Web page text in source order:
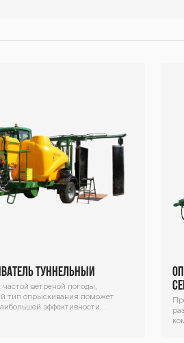
туннельный
частой ветреной погоды,
тип опрыскивания поможет
эффективности